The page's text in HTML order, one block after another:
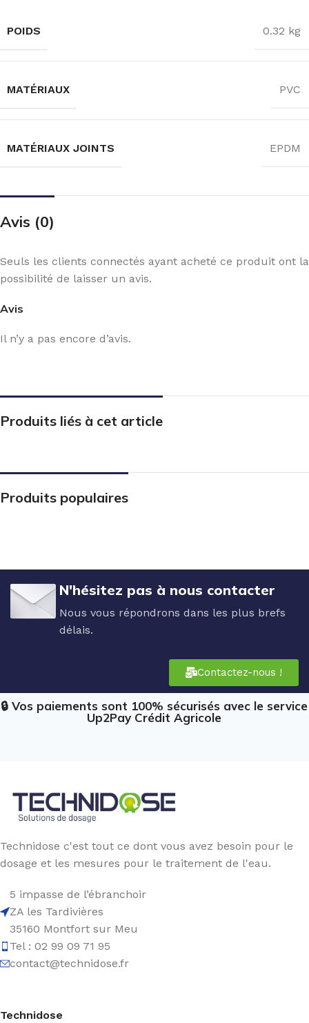
POIDS 0.32 kg
MATÉRIAUX PVC
MATÉRIAUX JOINTS EPDM
Avis (0)
Avis
Il n’y a pas encore d’avis.
Seuls les clients connectés ayant acheté ce produit ont la
possibilité de laisser un avis.
Produits liés à cet article
Produits populaires
N'hésitez pas à nous contacter
Nous vous répondrons dans les plus brefs
délais.
Contactez-nous !
🔒 Vos paiements sont 100% sécurisés avec le service
Up2Pay Crédit Agricole
Technidose c'est tout ce dont vous avez besoin pour le
dosage et les mesures pour le traitement de l'eau.
5 impasse de l’ébranchoir
ZA les Tardivières
35160 Montfort sur Meu
Tel : 02 99 09 71 95
contact@technidose.fr
Technidose